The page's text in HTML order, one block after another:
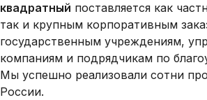
квадратный поставляется как
так и крупным корпоративным
государственным учреждениям,
компаниям и подрядчикам по
Мы успешно реализовали сотни
России.